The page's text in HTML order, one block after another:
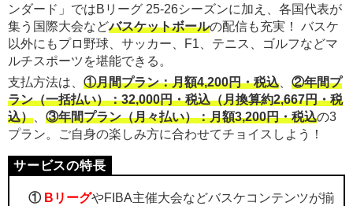
ンダード」ではBリーグ 25-26シーズンに加え、各国代表が
集う国際大会などバスケットボールの配信も充実！ バスケ
以外にもプロ野球、サッカー、F1、テニス、ゴルフなどマ
ルチスポーツを堪能できる。
支払方法は、 ①月間プラン：月額4,200円・税込、 ②年間プ
ラン（一括払い）：32,000円・税込（月換算約2,667円・税
込）、 ③年間プラン（月々払い）：月額3,200円・税込の3
プラン。ご自身の楽しみ方に合わせてチョイスしよう！
① BリーグやFIBA主催大会などバスケコンテンツが揃